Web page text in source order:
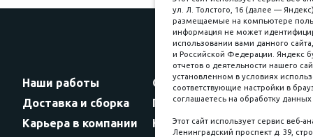
Наши работы
Оплата
Доставка и сборка
Гарантии
Карьера в компании
Контакты
ул. Л. Толстого, 16 (далее —
размещаемые на компьютере
информация не может
использовании вами данного
и Российской Федерации. Яндекс
отчетов о деятельности нашего
установленном в условиях
соответствующие настройки в
соглашаетесь на обработку
Этот сайт использует сервис веб-
Ленинградский проспект д. 39,